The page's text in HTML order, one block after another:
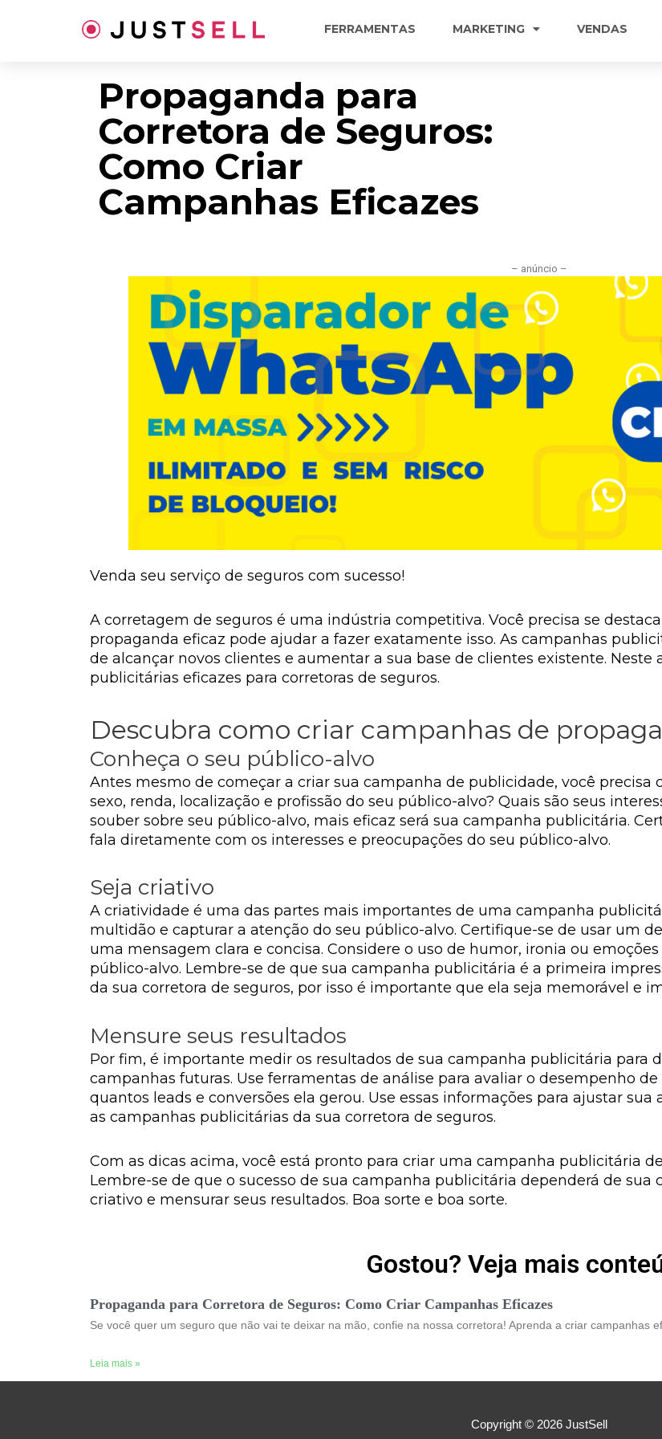
FERRAMENTAS MARKETING VENDAS
Propaganda para
Corretora de Seguros:
Como Criar
Campanhas Eficazes
– anúncio –
Venda seu serviço de seguros com sucesso!
A corretagem de seguros é uma indústria competitiva. Você precisa se
propaganda eficaz pode ajudar a fazer exatamente isso. As campanhas
de alcançar novos clientes e aumentar a sua base de clientes existente.
publicitárias eficazes para corretoras de seguros.
Descubra como criar campanhas de
Conheça o seu público-alvo
Antes mesmo de começar a criar sua campanha de publicidade, você precisa
sexo, renda, localização e profissão do seu público-alvo? Quais são seus
souber sobre seu público-alvo, mais eficaz será sua campanha publicitária.
fala diretamente com os interesses e preocupações do seu público-alvo.
Seja criativo
A criatividade é uma das partes mais importantes de uma campanha
multidão e capturar a atenção do seu público-alvo. Certifique-se de usar um
uma mensagem clara e concisa. Considere o uso de humor, ironia ou
público-alvo. Lembre-se de que sua campanha publicitária é a primeira
da sua corretora de seguros, por isso é importante que ela seja memorável e
Mensure seus resultados
Por fim, é importante medir os resultados de sua campanha publicitária para
campanhas futuras. Use ferramentas de análise para avaliar o desempenho
quantos leads e conversões ela gerou. Use essas informações para ajustar
as campanhas publicitárias da sua corretora de seguros.
Com as dicas acima, você está pronto para criar uma campanha publicitária
Lembre-se de que o sucesso de sua campanha publicitária dependerá de sua
criativo e mensurar seus resultados. Boa sorte e boa sorte.
Gostou? Veja mais
Propaganda para Corretora de Seguros: Como Criar Campanhas Eficazes
Se você quer um seguro que não vai te deixar na mão, confie na nossa corretora! Aprenda a criar campanhas
Leia mais »
Copyright © 2026 JustSell